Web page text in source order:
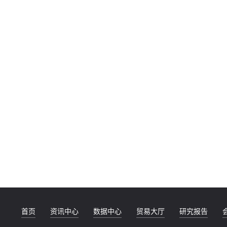
首页 资讯中心 数据中心 贸易大厅 研究报告